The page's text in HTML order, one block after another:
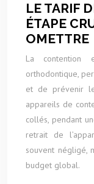
LE TARIF
ÉTAPE
OMETTRE
La contention
orthodontique,
et de prévenir
appareils de
collés, pendant
retrait de
souvent négligé,
budget global.